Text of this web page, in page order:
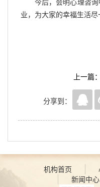
今后，会明心理咨
业，为大家的幸福生活尽
上一篇
分享到：
机构首页
新闻中心